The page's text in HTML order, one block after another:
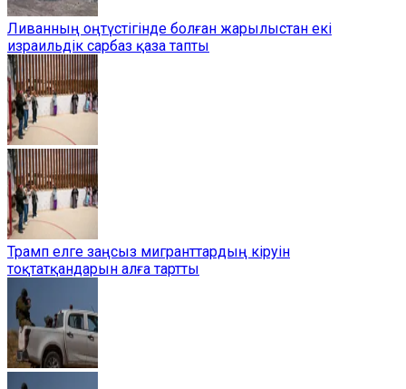
Ливанның оңтүстігінде болған жарылыстан екі
израильдік сарбаз қаза тапты
Трамп елге заңсыз мигранттардың кіруін
тоқтатқандарын алға тартты